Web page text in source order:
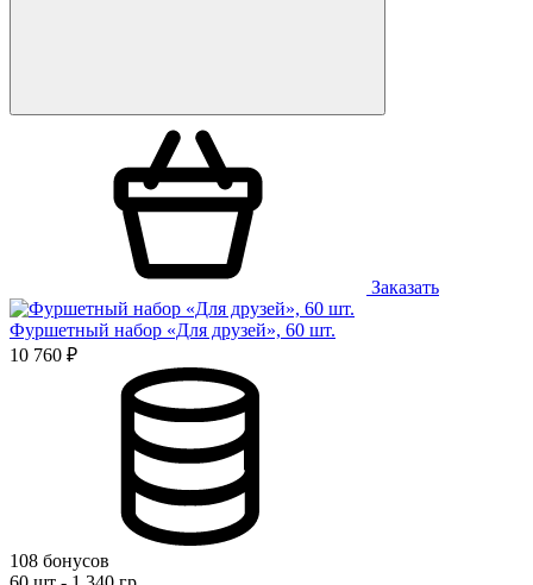
Заказать
Фуршетный набор «Для друзей», 60 шт.
10 760 ₽
108 бонусов